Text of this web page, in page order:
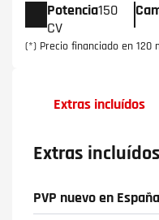
Potencia150
CV
(*) Precio financiado en 120
Extras incluídos
Extras incluídos
PVP nuevo en